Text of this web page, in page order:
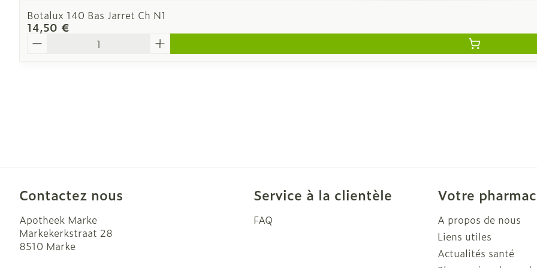
Botalux 140 Bas Jarret Ch N1
14,50 €
Contactez nous
Apotheek Marke
Markekerkstraat 28
8510 Marke
Service à la clientèle
FAQ
Votre
A propos de nous
Liens utiles
Actualités santé